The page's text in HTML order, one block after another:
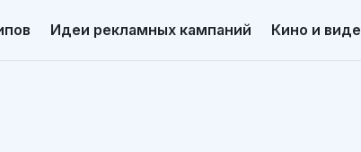
Идеи рекламных кампаний Кино и